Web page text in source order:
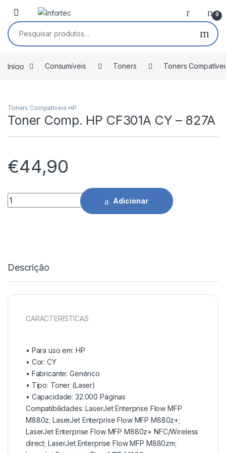
Saltar para navegação
Pular para o conteúdo
0
Pesquisar por:
Início Consumíveis Toners Toners
Toners Compatíveis HP
Toner Comp. HP CF301A CY – 827A
€44,90
Toner Comp. HP CF301A CY - 827A quantidade
Adicionar
Descrição
CARACTERÍSTICAS
• Para uso em: HP
• Cor:CY
• Fabricante:Genérico
• Tipo: Toner (Laser)
• Capacidade:32.000 Páginas
Compatibilidades: LaserJet Enterprise Flow MFP
M880z; LaserJet Enterprise Flow MFP M880z+;
LaserJet Enterprise Flow MFP M880z+ NFC/Wireless
direct; LaserJet Enterprise Flow MFP M880zm;